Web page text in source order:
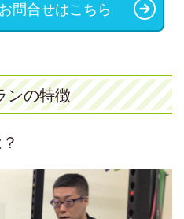
問合せはこちら
ンの特徴